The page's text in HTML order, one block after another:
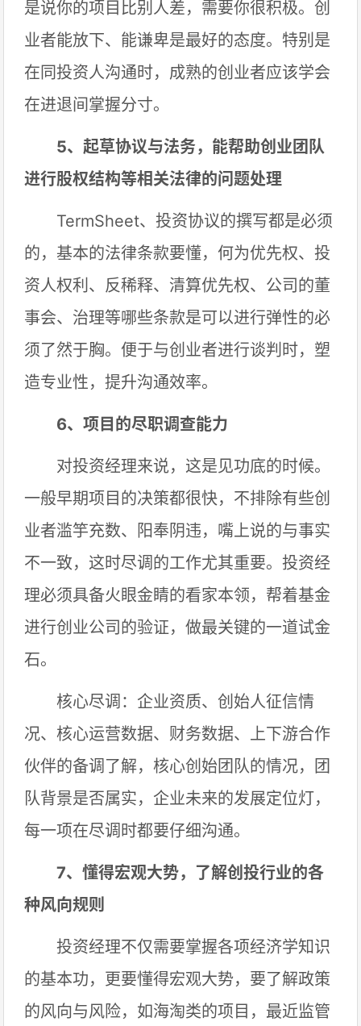
是说你的项目比别人差，需要你很积极。创
业者能放下、能谦卑是最好的态度。特别是
在同投资人沟通时，成熟的创业者应该学会
在进退间掌握分寸。
5、起草协议与法务，能帮助创业团队
进行股权结构等相关法律的问题处理
TermSheet、投资协议的撰写都是必须
的，基本的法律条款要懂，何为优先权、投
资人权利、反稀释、清算优先权、公司的董
事会、治理等哪些条款是可以进行弹性的必
须了然于胸。便于与创业者进行谈判时，塑
造专业性，提升沟通效率。
6、项目的尽职调查能力
对投资经理来说，这是见功底的时候。
一般早期项目的决策都很快，不排除有些创
业者滥竽充数、阳奉阴违，嘴上说的与事实
不一致，这时尽调的工作尤其重要。投资经
理必须具备火眼金睛的看家本领，帮着基金
进行创业公司的验证，做最关键的一道试金
石。
核心尽调：企业资质、创始人征信情
况、核心运营数据、财务数据、上下游合作
伙伴的备调了解，核心创始团队的情况，团
队背景是否属实，企业未来的发展定位灯，
每一项在尽调时都要仔细沟通。
7、懂得宏观大势，了解创投行业的各
种风向规则
投资经理不仅需要掌握各项经济学知识
的基本功，更要懂得宏观大势，要了解政策
的风向与风险，如海淘类的项目，最近监管